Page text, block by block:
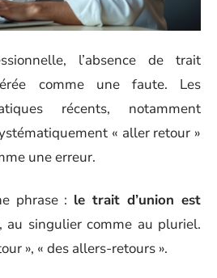
l’absence de trait
comme une faute. Les
récents, notamment
« aller retour »
une erreur.
phrase : le trait d’union est
au singulier comme au pluriel.
», « des allers-retours ».